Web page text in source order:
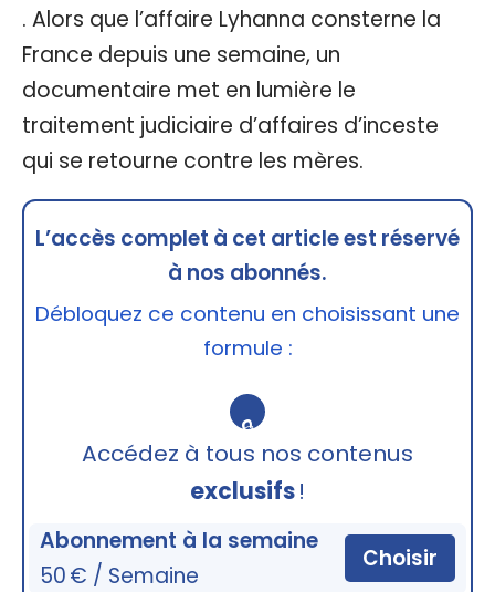
. Alors que l’affaire Lyhanna consterne la
France depuis une semaine, un
documentaire met en lumière le
traitement judiciaire d’affaires d’inceste
qui se retourne contre les mères.
L’accès complet à cet article est réservé
à nos abonnés.
Débloquez ce contenu en choisissant une
formule :
🔒
Accédez à tous nos contenus
exclusifs!
Abonnement à la semaine
50 € / Semaine
Choisir